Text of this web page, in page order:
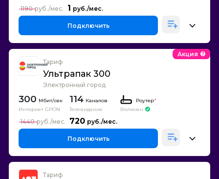
1
1190
Подключить
Тариф
Ультрапак 300
Электронный город
Акция
300
Интернет GPON
114 Каналов
Телевидение
Роутер*
Включен
720
1440
Подключить
Тариф